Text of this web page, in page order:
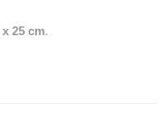
x 25 cm.